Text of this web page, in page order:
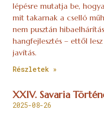
lépésre mutatja be,
mit takarnak a cselló
nem pusztán
hangfejlesztés – ettől
javítás.
Részletek »
XXIV. Savaria
2025-08-26